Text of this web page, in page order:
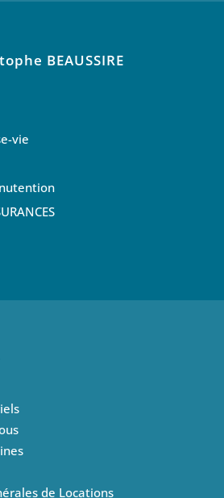
BEAUSSIRE
vie
de Locations